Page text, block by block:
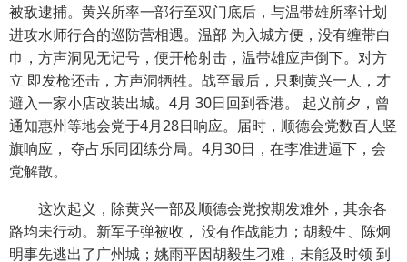
被敌逮捕。黄兴所率一部行至双门底后，与温带雄所率计划
进攻水师行合的巡防营相遇。温部 为入城方便，没有缠带白
巾，方声洞见无记号，便开枪射击，温带雄应声倒下。对方
立 即发枪还击，方声洞牺牲。战至最后，只剩黄兴一人，才
避入一家小店改装出城。4月 30日回到香港。 起义前夕，曾
通知惠州等地会党于4月28日响应。届时，顺德会党数百人竖
旗响应， 夺占乐同团练分局。4月30日，在李准进逼下，会
党解散。
这次起义，除黄兴一部及顺德会党按期发难外，其余各
路均未行动。新军子弹被收， 没有作战能力；胡毅生、陈炯
明事先逃出了广州城；姚雨平因胡毅生刁难，未能及时领 到